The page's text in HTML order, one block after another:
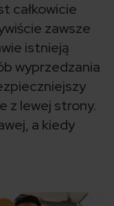
całkowicie
zawsze
istnieją
wyprzedzania
z lewej strony.
a kiedy